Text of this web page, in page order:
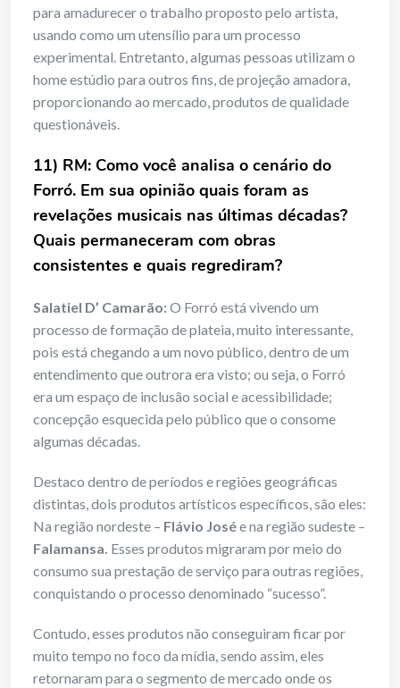
para amadurecer o trabalho proposto pelo artista,
usando como um utensílio para um processo
experimental. Entretanto, algumas pessoas utilizam o
home estúdio para outros fins, de projeção amadora,
proporcionando ao mercado, produtos de qualidade
questionáveis.
11) RM: Como você analisa o cenário do
Forró. Em sua opinião quais foram as
revelações musicais nas últimas décadas?
Quais permaneceram com obras
consistentes e quais regrediram?
Salatiel D’ Camarão:O Forró está vivendo um
processo de formação de plateia, muito interessante,
pois está chegando a um novo público, dentro de um
entendimento que outrora era visto; ou seja, o Forró
era um espaço de inclusão social e acessibilidade;
concepção esquecida pelo público que o consome
algumas décadas.
Destaco dentro de períodos e regiões geográficas
distintas, dois produtos artísticos específicos, são eles:
Na região nordeste – Flávio Josée na região sudeste –
Falamansa. Esses produtos migraram por meio do
consumo sua prestação de serviço para outras regiões,
conquistando o processo denominado “sucesso”.
Contudo, esses produtos não conseguiram ficar por
muito tempo no foco da mídia, sendo assim, eles
retornaram para o segmento de mercado onde os